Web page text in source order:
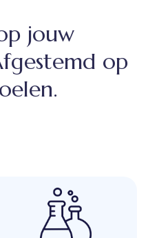
jouw
op